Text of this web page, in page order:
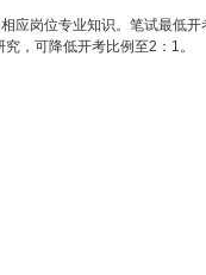
应岗位专业知识。笔试最低
，可降低开考比例至2：1。